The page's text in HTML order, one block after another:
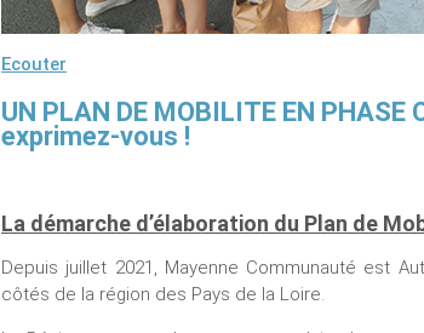
Ecouter
UN PLAN DE MOBILITE EN
exprimez-vous !
La démarche d’élaboration du Plan de
Depuis juillet 2021, Mayenne Communauté est
côtés de la région des Pays de la Loire.